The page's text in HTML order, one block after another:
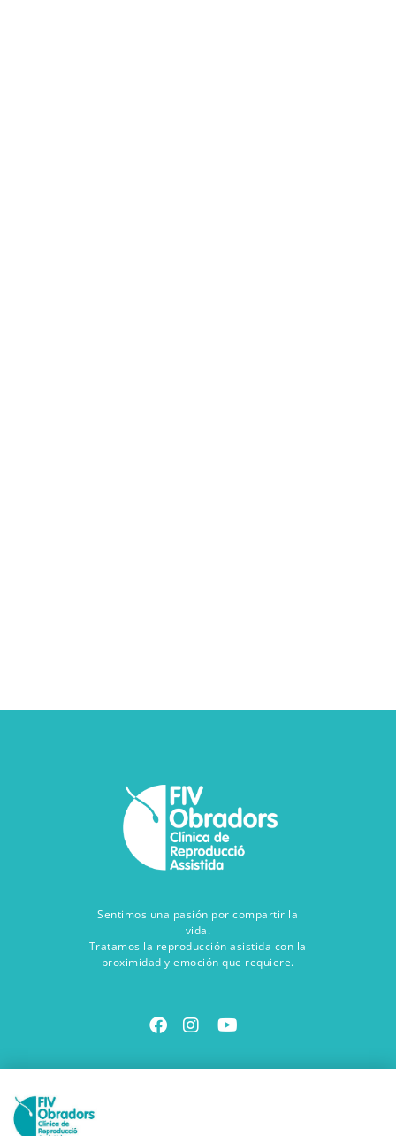
Sentimos una pasión por compartir la
vida.
Tratamos la reproducción asistida con la
proximidad y emoción que requiere.